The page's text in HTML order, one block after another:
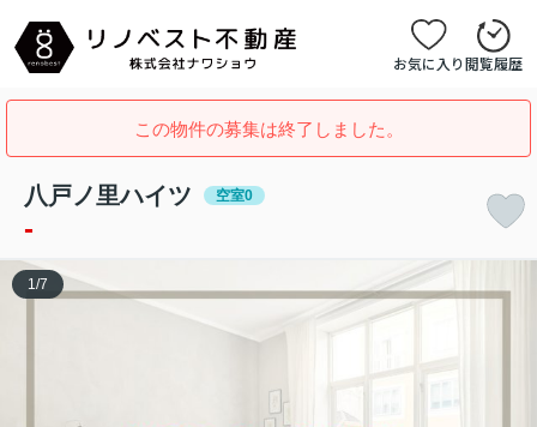
お気に入り閲覧履歴
この物件の募集は終了しました。
八戸ノ里ハイツ 空室0
-
1 /7